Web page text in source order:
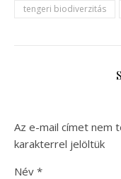
tengeri biodiverzitás
Az e-mail címet nem
karakterrel jelöltük
Név *